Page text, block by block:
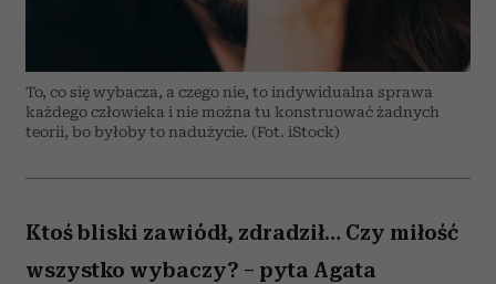
To, co się wybacza, a czego nie, to indywidualna sprawa
każdego człowieka i nie można tu konstruować żadnych
teorii, bo byłoby to nadużycie. (Fot. iStock)
Ktoś bliski zawiódł, zdradził… Czy miłość
wszystko wybaczy? – pyta Agata